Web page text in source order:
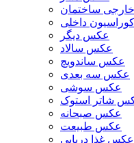
ساختمان
داخلی
عکس دیگر
عکس سالاد
عکس ساندویچ
عکس سه بعدی
عکس سوشی
شاتر استوک
عکس صبحانه
عکس طبیعت
عکس غذا دریایی